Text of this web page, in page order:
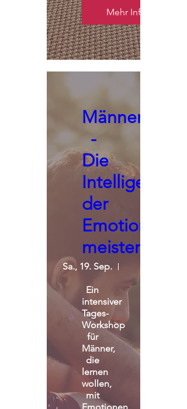
Mehr Infos
-
Die
Intelligenz
der
Emotionen
meistern
Sa., 19. Sep.
Ein
intensiver
Tages-
Workshop
für
Männer,
die
lernen
wollen,
mit